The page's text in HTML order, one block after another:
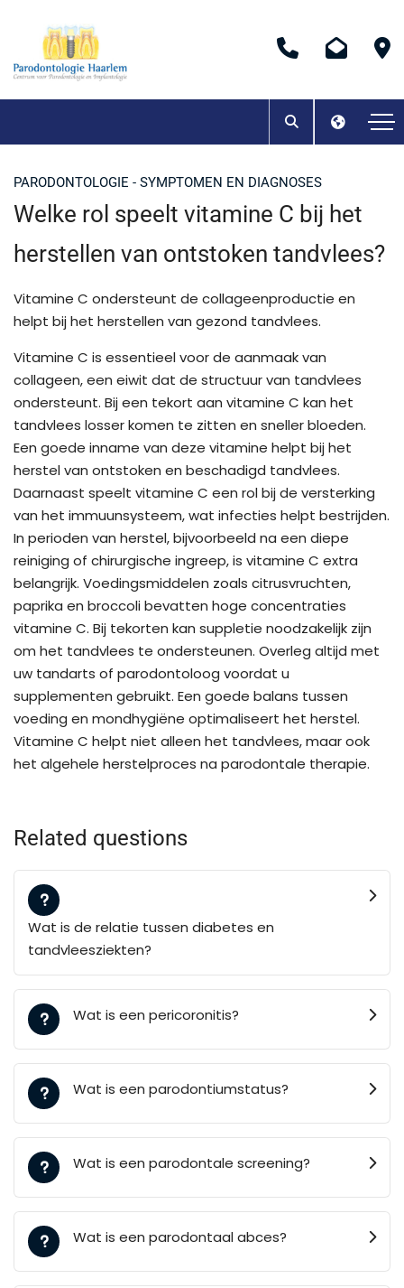
PARODONTOLOGIE - SYMPTOMEN EN DIAGNOSES
Welke rol speelt vitamine C bij het
herstellen van ontstoken tandvlees?
Vitamine C ondersteunt de collageenproductie en
helpt bij het herstellen van gezond tandvlees.
Vitamine C is essentieel voor de aanmaak van
collageen, een eiwit dat de structuur van tandvlees
ondersteunt. Bij een tekort aan vitamine C kan het
tandvlees losser komen te zitten en sneller bloeden.
Een goede inname van deze vitamine helpt bij het
herstel van ontstoken en beschadigd tandvlees.
Daarnaast speelt vitamine C een rol bij de versterking
van het immuunsysteem, wat infecties helpt bestrijden.
In perioden van herstel, bijvoorbeeld na een diepe
reiniging of chirurgische ingreep, is vitamine C extra
belangrijk. Voedingsmiddelen zoals citrusvruchten,
paprika en broccoli bevatten hoge concentraties
vitamine C. Bij tekorten kan suppletie noodzakelijk zijn
om het tandvlees te ondersteunen. Overleg altijd met
uw tandarts of parodontoloog voordat u
supplementen gebruikt. Een goede balans tussen
voeding en mondhygiëne optimaliseert het herstel.
Vitamine C helpt niet alleen het tandvlees, maar ook
het algehele herstelproces na parodontale therapie.
Related questions
Wat is de relatie tussen diabetes en
tandvleesziekten?
Wat is een pericoronitis?
Wat is een parodontiumstatus?
Wat is een parodontale screening?
Wat is een parodontaal abces?